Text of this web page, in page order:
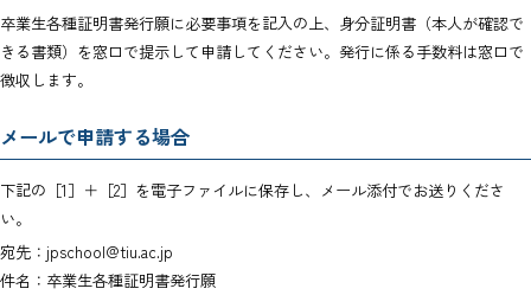
卒業生各種証明書発行願に必要事項を記入の上、身分証明書（本人が確認で
きる書類）を窓口で提示して申請してください。発行に係る手数料は窓口で
徴収します。
メールで申請する場合
下記の［1］＋［2］を電子ファイルに保存し、メール添付でお送りくださ
い。
宛先：jpschool@tiu.ac.jp
件名：卒業生各種証明書発行願